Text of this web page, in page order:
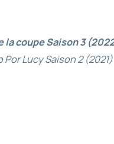
la coupe Saison 3
Por Lucy Saison 2 (2021)